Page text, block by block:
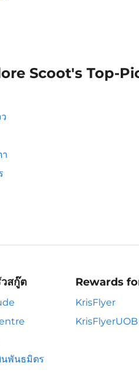
Scoot's Top-
สกู๊ต
นพันธมิตร
Rewards
KrisFlyer
KrisFlyerUOB